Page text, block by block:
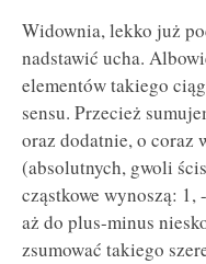
Widownia, lekko już
nadstawić ucha.
elementów takiego
sensu. Przecież
oraz dodatnie, o coraz
(absolutnych, gwoli
cząstkowe wynoszą:
aż do plus-minus
zsumować takiego